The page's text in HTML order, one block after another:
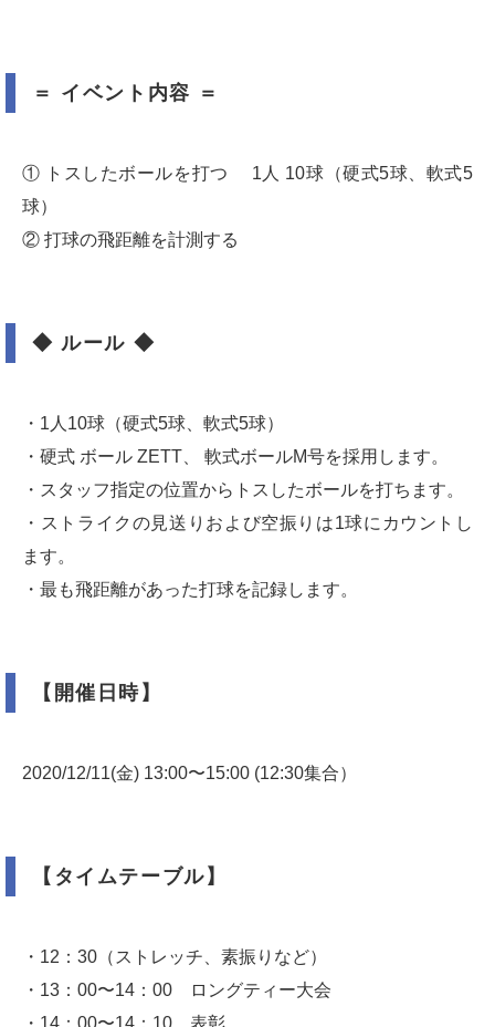
＝ イベント内容 ＝
① トスしたボールを打つ 1人 10球（硬式5球、軟式5
球）
② 打球の飛距離を計測する
◆ ルール ◆
・1人10球（硬式5球、軟式5球）
・硬式 ボール ZETT、 軟式ボールM号を採用します。
・スタッフ指定の位置からトスしたボールを打ちます。
・ストライクの見送りおよび空振りは1球にカウントし
ます。
・最も飛距離があった打球を記録します。
【開催日時】
2020/12/11(金) 13:00〜15:00 (12:30集合）
【タイムテーブル】
・12：30（ストレッチ、素振りなど）
・13：00〜14：00 ロングティー大会
・14：00〜14：10 表彰